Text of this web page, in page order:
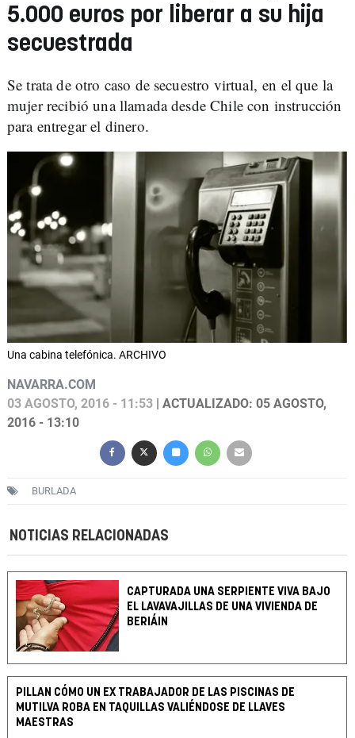
5.000 euros por liberar a su hija
secuestrada
Se trata de otro caso de secuestro virtual, en el que la
mujer recibió una llamada desde Chile con instrucción
para entregar el dinero.
Una cabina telefónica. ARCHIVO
NAVARRA.COM
03 AGOSTO, 2016 - 11:53 | ACTUALIZADO: 05 AGOSTO,
2016 - 13:10
BURLADA
NOTICIAS RELACIONADAS
CAPTURADA UNA SERPIENTE VIVA BAJO
EL LAVAVAJILLAS DE UNA VIVIENDA DE
BERIÁIN
PILLAN CÓMO UN EX TRABAJADOR DE LAS PISCINAS DE
MUTILVA ROBA EN TAQUILLAS VALIÉNDOSE DE LLAVES
MAESTRAS